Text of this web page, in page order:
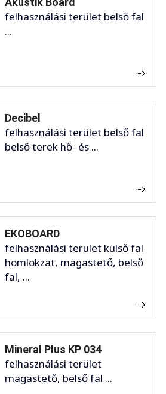
felhasználási terület belső fal
...
Decibel
felhasználási terület belső fal
belső terek hő- és ...
EKOBOARD
felhasználási terület külső fal
homlokzat, magastető, belső
fal, ...
Mineral Plus KP 034
felhasználási terület
magastető, belső fal ...